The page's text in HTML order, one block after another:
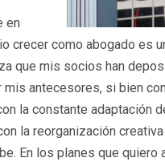
en
crecer como abogado es
que mis socios han
antecesores, si bien
la constante adaptación
la reorganización
En los planes que